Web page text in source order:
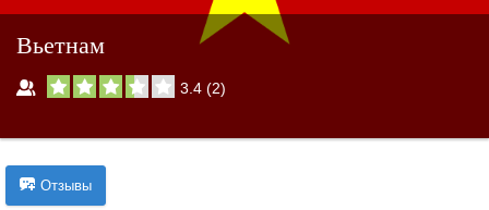
Вьетнам
3.4 (2)
Отзывы